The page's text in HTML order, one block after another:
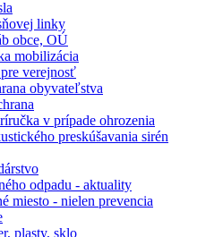
linky
obce, OÚ
mobilizácia
verejnosť
obyvateľstva
v prípade ohrozenia
preskúšavania sirén
odpadu - aktuality
miesto - nielen prevencia
plasty, sklo